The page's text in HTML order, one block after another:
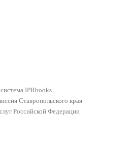
IPRbooks
Ставропольского края
Российской Федерации